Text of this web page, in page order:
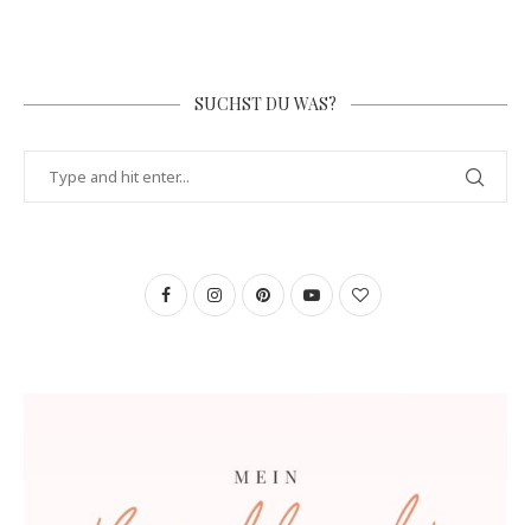
SUCHST DU WAS?